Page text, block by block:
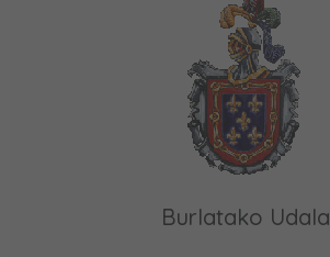
Burlatako Udala